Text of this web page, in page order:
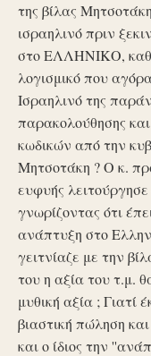
της βίλας
ισραηλινό πριν
στο ΕΛΛΗΝΙΚΟ,
λογισμικό που
Ισραηλινό της
παρακολούθησης
κωδικών από την
Μητσοτάκη ? Ο κ.
ευφυής
γνωρίζοντας ότι
ανάπτυξη στο
γειτνίαζε με την
του η αξία του τ.μ.
μυθική αξία ; Γιατί
βιαστική πώληση
και ο ίδιος την